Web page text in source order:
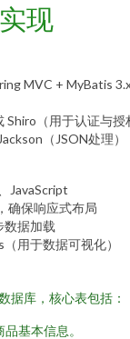
现
MVC + MyBatis 3.x
Shiro（用于认证与授
（JSON处理）
JavaScript
确保响应式布局
数据加载
用于数据可视化）
据库，核心表包括：
品基本信息。